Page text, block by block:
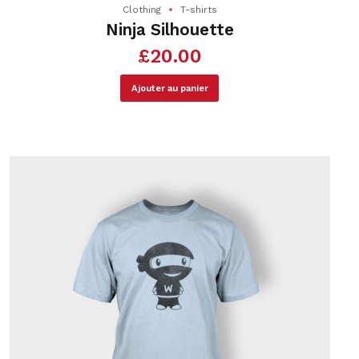
Clothing T-shirts
Ninja Silhouette
£20.00
Ajouter au panier